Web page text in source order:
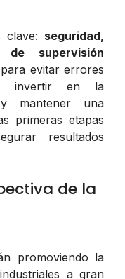
clave: seguridad,
de supervisión
evitar errores
invertir en la
mantener una
primeras etapas
resultados
de la
promoviendo la
a gran